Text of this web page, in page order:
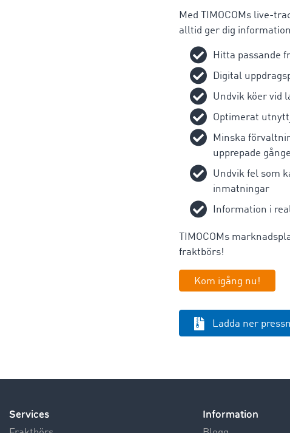
Med TIMOCOMs live-
alltid ger dig
Hitta passande
Digital
Undvik köer vid
Optimerat
Minska
upprepade
Undvik fel som
inmatningar
Information i
TIMOCOMs
fraktbörs!
Kom igång nu!
Ladda ner
Services Information